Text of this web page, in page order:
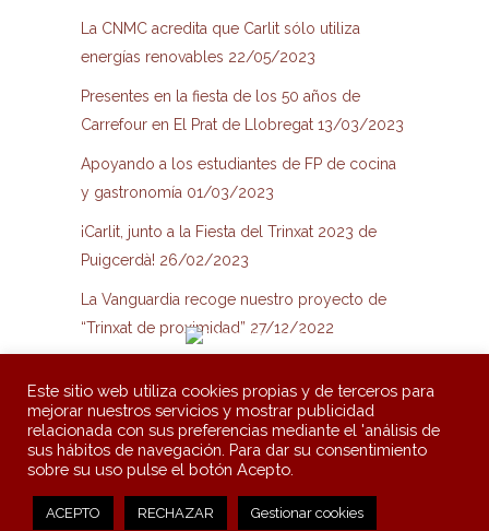
La CNMC acredita que Carlit sólo utiliza
energías renovables 22/05/2023
Presentes en la fiesta de los 50 años de
Carrefour en El Prat de Llobregat 13/03/2023
Apoyando a los estudiantes de FP de cocina
y gastronomía 01/03/2023
¡Carlit, junto a la Fiesta del Trinxat 2023 de
Puigcerdà! 26/02/2023
La Vanguardia recoge nuestro proyecto de
“Trinxat de proximidad” 27/12/2022
Tel.: 972881150
carlit@artesaniescarlit.com
Aviso legal
| Política de cookies | Canal Ético |
Subvenciones
©Artesanies Carlit
Este sitio web utiliza cookies propias y de terceros para
mejorar nuestros servicios y mostrar publicidad
relacionada con sus preferencias mediante el 'análisis de
sus hábitos de navegación. Para dar su consentimiento
sobre su uso pulse el botón Acepto.
ACEPTO RECHAZAR Gestionar cookies